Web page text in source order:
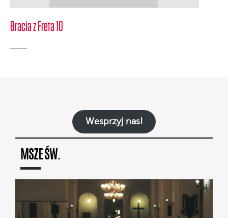
Bracia z Freta 10
Wesprzyj nas!
MSZE ŚW.